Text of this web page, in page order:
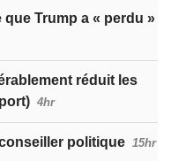
Trump a « perdu »
réduit les
4hr
politique 15hr